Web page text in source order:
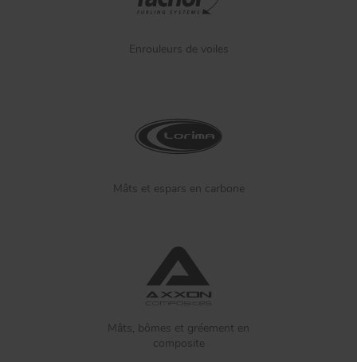
Enrouleurs de voiles
Mâts et espars en carbone
Mâts, bômes et gréement en
composite